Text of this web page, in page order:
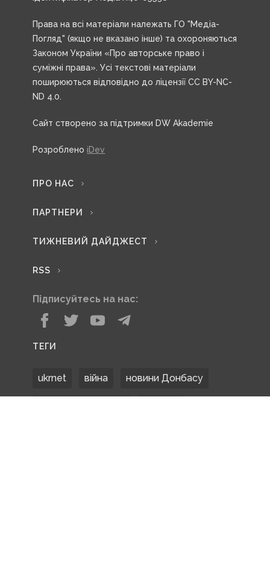
Права на всі матеріали належать ГО "Медіа-
Погляд" (якщо не вказано інше) та охороняються
Законом України «Про авторське право і
суміжні права». Усі текстові матеріали
поширюються відповідно до ліцензії CC BY-NC-
ND 4.0.
Сайт створено за підтримки DW Akademie
Розроблено iDev
ПРО НАС
ПАРТНЕРИ
ТИЖНЕВИЙ ДАЙДЖЕСТ
RSS
Підписуйтесь на нас:
ТЕГИ
ukrnet війна новини Донбасу